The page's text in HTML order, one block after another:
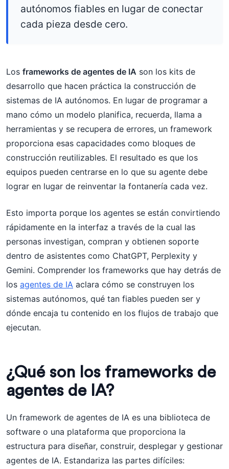
autónomos fiables en lugar de conectar
cada pieza desde cero.
Los frameworks de agentes de IA son los kits de
desarrollo que hacen práctica la construcción de
sistemas de IA autónomos. En lugar de programar a
mano cómo un modelo planifica, recuerda, llama a
herramientas y se recupera de errores, un framework
proporciona esas capacidades como bloques de
construcción reutilizables. El resultado es que los
equipos pueden centrarse en lo que su agente debe
lograr en lugar de reinventar la fontanería cada vez.
Esto importa porque los agentes se están convirtiendo
rápidamente en la interfaz a través de la cual las
personas investigan, compran y obtienen soporte
dentro de asistentes como ChatGPT, Perplexity y
Gemini. Comprender los frameworks que hay detrás de
los agentes de IA aclara cómo se construyen los
sistemas autónomos, qué tan fiables pueden ser y
dónde encaja tu contenido en los flujos de trabajo que
ejecutan.
¿Qué son los frameworks de
agentes de IA?
Un framework de agentes de IA es una biblioteca de
software o una plataforma que proporciona la
estructura para diseñar, construir, desplegar y gestionar
agentes de IA. Estandariza las partes difíciles: